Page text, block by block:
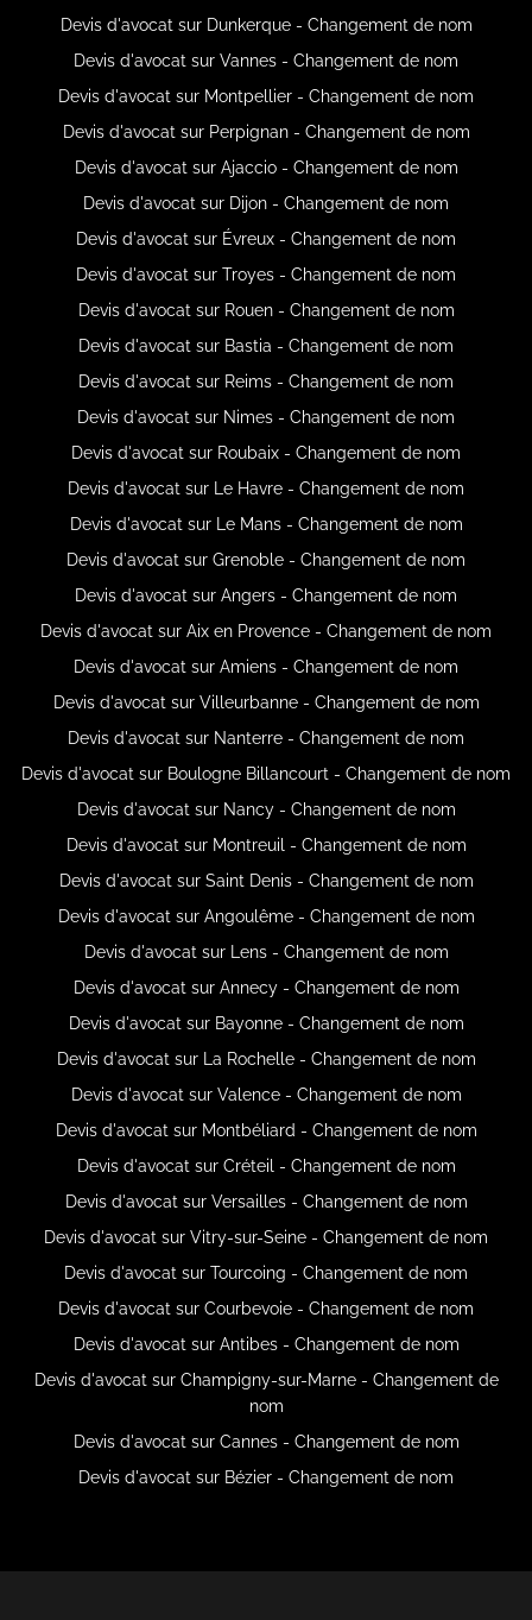
Devis d'avocat sur Dunkerque - Changement de nom
Devis d'avocat sur Vannes - Changement de nom
Devis d'avocat sur Montpellier - Changement de nom
Devis d'avocat sur Perpignan - Changement de nom
Devis d'avocat sur Ajaccio - Changement de nom
Devis d'avocat sur Dijon - Changement de nom
Devis d'avocat sur Évreux - Changement de nom
Devis d'avocat sur Troyes - Changement de nom
Devis d'avocat sur Rouen - Changement de nom
Devis d'avocat sur Bastia - Changement de nom
Devis d'avocat sur Reims - Changement de nom
Devis d'avocat sur Nimes - Changement de nom
Devis d'avocat sur Roubaix - Changement de nom
Devis d'avocat sur Le Havre - Changement de nom
Devis d'avocat sur Le Mans - Changement de nom
Devis d'avocat sur Grenoble - Changement de nom
Devis d'avocat sur Angers - Changement de nom
Devis d'avocat sur Aix en Provence - Changement de nom
Devis d'avocat sur Amiens - Changement de nom
Devis d'avocat sur Villeurbanne - Changement de nom
Devis d'avocat sur Nanterre - Changement de nom
Devis d'avocat sur Boulogne Billancourt - Changement de nom
Devis d'avocat sur Nancy - Changement de nom
Devis d'avocat sur Montreuil - Changement de nom
Devis d'avocat sur Saint Denis - Changement de nom
Devis d'avocat sur Angoulême - Changement de nom
Devis d'avocat sur Lens - Changement de nom
Devis d'avocat sur Annecy - Changement de nom
Devis d'avocat sur Bayonne - Changement de nom
Devis d'avocat sur La Rochelle - Changement de nom
Devis d'avocat sur Valence - Changement de nom
Devis d'avocat sur Montbéliard - Changement de nom
Devis d'avocat sur Créteil - Changement de nom
Devis d'avocat sur Versailles - Changement de nom
Devis d'avocat sur Vitry-sur-Seine - Changement de nom
Devis d'avocat sur Tourcoing - Changement de nom
Devis d'avocat sur Courbevoie - Changement de nom
Devis d'avocat sur Antibes - Changement de nom
Devis d'avocat sur Champigny-sur-Marne - Changement de
nom
Devis d'avocat sur Cannes - Changement de nom
Devis d'avocat sur Bézier - Changement de nom